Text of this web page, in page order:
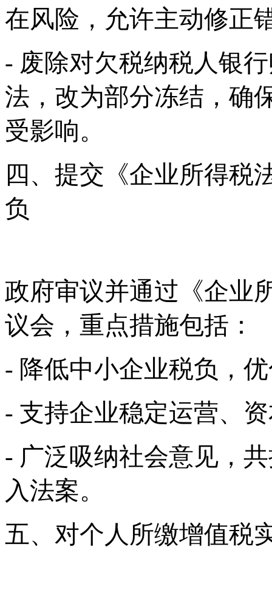
在风险，允许主动修正
- 废除对欠税纳税人银
法，改为部分冻结，确
受影响。
四、提交《企业所得税
负
政府审议并通过《企业
议会，重点措施包括：
- 降低中小企业税负，
- 支持企业稳定运营、
- 广泛吸纳社会意见，
入法案。
五、对个人所缴增值税